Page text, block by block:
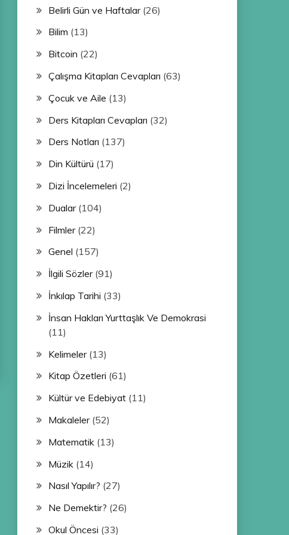
Belirli Gün ve Haftalar(26)
Bilim (13)
Bitcoin (22)
Çalışma Kitapları Cevapları (63)
Çocuk ve Aile (13)
Ders Kitapları Cevapları (32)
Ders Notları (137)
Din Kültürü (17)
Dizi İncelemeleri (2)
Dualar(104)
Filmler(22)
Genel (157)
İlgili Sözler(91)
İnkılap Tarihi (33)
İnsan Hakları Yurttaşlık Ve Demokrasi
(11)
Kelimeler(13)
Kitap Özetleri (61)
Kültür ve Edebiyat(11)
Makaleler(52)
Matematik(13)
Müzik(14)
Nasıl Yapılır? (27)
Ne Demektir? (26)
Okul Öncesi (33)